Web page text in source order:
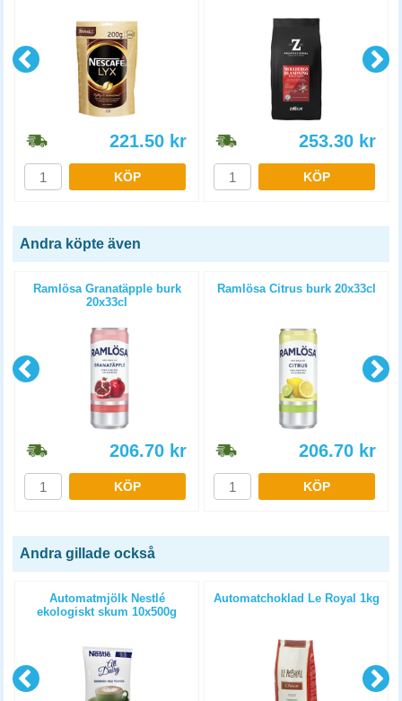
221.50 kr
KÖP
253.30 kr
KÖP
Andra köpte även
Ramlösa Granatäpple burk
20x33cl
206.70 kr
KÖP
Ramlösa Citrus burk 20x33cl
206.70 kr
KÖP
Andra gillade också
Automatmjölk Nestlé
ekologiskt skum 10x500g
Automatchoklad Le Royal 1kg